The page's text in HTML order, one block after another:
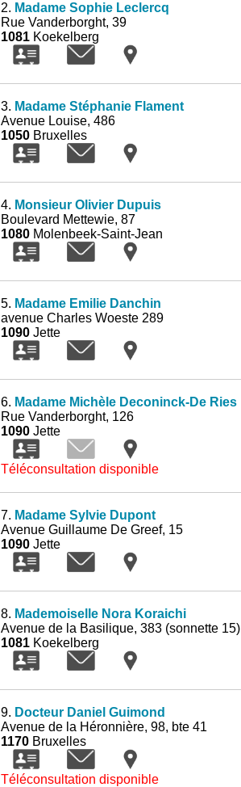
2. Madame Sophie Leclercq
Rue Vanderborght, 39
1081Koekelberg
3. Madame Stéphanie Flament
Avenue Louise, 486
1050Bruxelles
4. Monsieur Olivier Dupuis
Boulevard Mettewie, 87
1080Molenbeek-Saint-Jean
5. Madame Emilie Danchin
avenue Charles Woeste 289
1090Jette
6. Madame Michèle Deconinck-De Ries
Rue Vanderborght, 126
1090Jette
Téléconsultation disponible
7. Madame Sylvie Dupont
Avenue Guillaume De Greef, 15
1090Jette
8. Mademoiselle Nora Koraichi
Avenue de la Basilique, 383 (sonnette 15)
1081Koekelberg
9. Docteur Daniel Guimond
Avenue de la Héronnière, 98, bte 41
1170Bruxelles
Téléconsultation disponible